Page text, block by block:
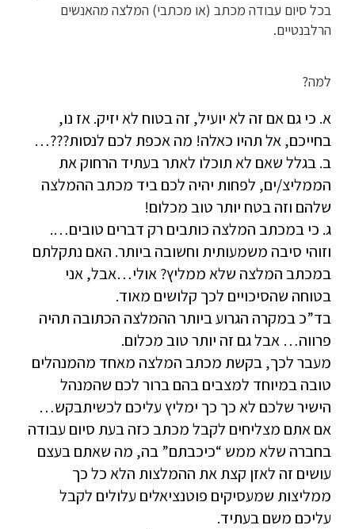
בכל סיום עבודה מכתב (או מכתבי) המלצה מהאנשים
הרלבנטיים.
למה?
א. כי גם אם זה לא יועיל, זה בטוח לא יזיק. אז נו,
בחייכם, אל תהיו כאלה! מה אכפת לכם לנסות???…
ב. בגלל שאם לא תוכלו לאתר בעתיד הרחוק את
הממליצ/ים, לפחות יהיה לכם ביד מכתב ההמלצה
שלהם וזה בטח יותר טוב מכלום!
ג. כי במכתב המלצה כותבים רק דברים טובים….
וזוהי סיבה משמעותית וחשובה ביותר. האם נתקלתם
במכתב המלצה שלא ממליץ? אולי…אבל, אני
בטוחה שהסיכויים לכך קלושים מאוד.
בד”כ במקרה הגרוע ביותר ההמלצה הכתובה תהיה
פרווה… אבל גם זה יותר טוב מכלום.
מעבר לכך, בקשת מכתב המלצה מאחד מהמנהלים
טובה במיוחד למצבים בהם ברור לכם שהמנהל
הישיר שלכם לא כך כך ימליץ עליכם לכשיתבקש…
אם אתם מצליחים לקבל מכתב כזה בעת סיום עבודה
בחברה שלא ממש “כיכבתם” בה, מה שאתם בעצם
עושים זה לאזן קצת את ההמלצות הלא כל כך
ממליצות שמעסיקים פוטנציאלים עלולים לקבל
עליכם משם בעתיד.